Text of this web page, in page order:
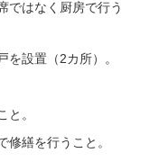
ではなく厨房で行う
設置（2カ所）。
と。
繕を行うこと。